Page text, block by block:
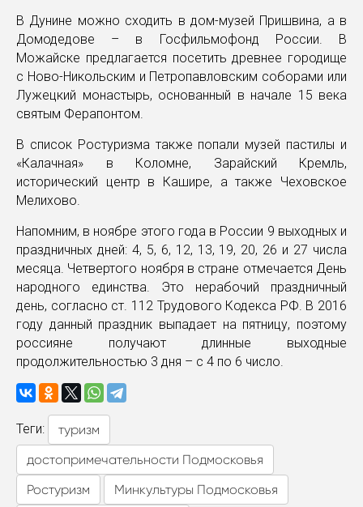
В Дунине можно сходить в дом-музей Пришвина, а в
Домодедове – в Госфильмофонд России. В
Можайске предлагается посетить древнее городище
с Ново-Никольским и Петропавловским соборами или
Лужецкий монастырь, основанный в начале 15 века
святым Ферапонтом.
В список Ростуризма также попали музей пастилы и
«Калачная» в Коломне, Зарайский Кремль,
исторический центр в Кашире, а также Чеховское
Мелихово.
Напомним, в ноябре этого года в России 9 выходных и
праздничных дней: 4, 5, 6, 12, 13, 19, 20, 26 и 27 числа
месяца. Четвертого ноября в стране отмечается День
народного единства. Это нерабочий праздничный
день, согласно ст. 112 Трудового Кодекса РФ. В 2016
году данный праздник выпадает на пятницу, поэтому
россияне получают длинные выходные
продолжительностью 3 дня – с 4 по 6 число.
Теги:
туризм
достопримечательности Подмосковья
Ростуризм
Минкультуры Подмосковья